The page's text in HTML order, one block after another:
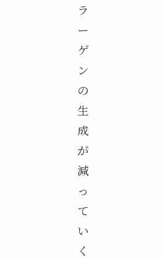
ラ
ー
ゲ
ン
の
生
成
が
減
っ
て
い
く